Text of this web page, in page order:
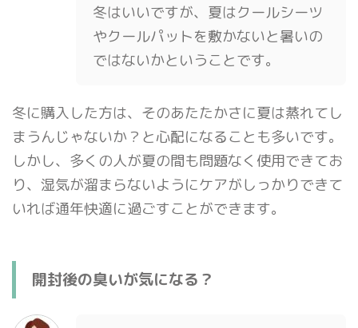
冬はいいですが、夏はクールシーツ
やクールパットを敷かないと暑いの
ではないかということです。
冬に購入した方は、そのあたたかさに夏は蒸れてし
まうんじゃないか？と心配になることも多いです。
しかし、多くの人が夏の間も問題なく使用できてお
り、湿気が溜まらないようにケアがしっかりできて
いれば通年快適に過ごすことができます。
開封後の臭いが気になる？